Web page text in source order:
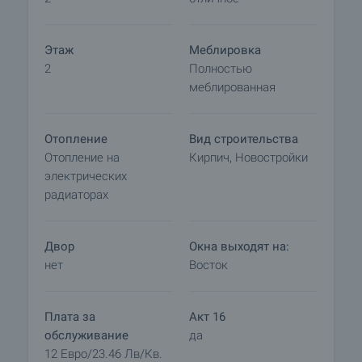
другим
- Спортивные сооружения с игровой площадкой,
двумя теннисными кортами, футбольными и
- Профессиональный фитнес-центр
- Детские игровые площадки
- Игровая комната для игры в снукер, бильярд,
шахматы, нарды, дартс и т.д.
Посмотреть недвижимость
Мы можем организовать просмотр
связавшись с ответственным агентом.
Резервирование недвижимости
Этаж
2
Меблировка
Полностью
меблированная
Отопление
Отопление на
электрических
радиаторах
Вид строительства
Кирпич, Новостройки
Двор
нет
Окна выходят на:
Восток
Плата за
обслуживание
12 Евро/23.46 Лв/кв.
Акт 16
да